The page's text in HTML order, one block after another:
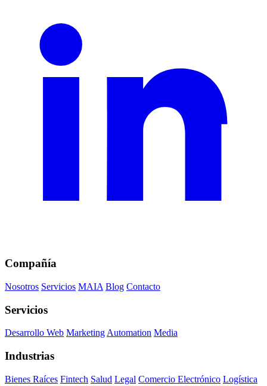
Compañía
Nosotros Servicios MAIA Blog Contacto
Servicios
Desarrollo Web MarketingAutomation Media
Industrias
Bienes Raíces Fintech Salud Legal Comercio Electrónico Logística